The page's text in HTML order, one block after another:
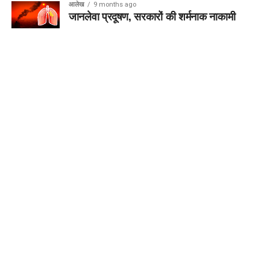
आलेख 9 months ago
जानलेवा प्रदूषण, सरकारों की शर्मनाक नाकामी